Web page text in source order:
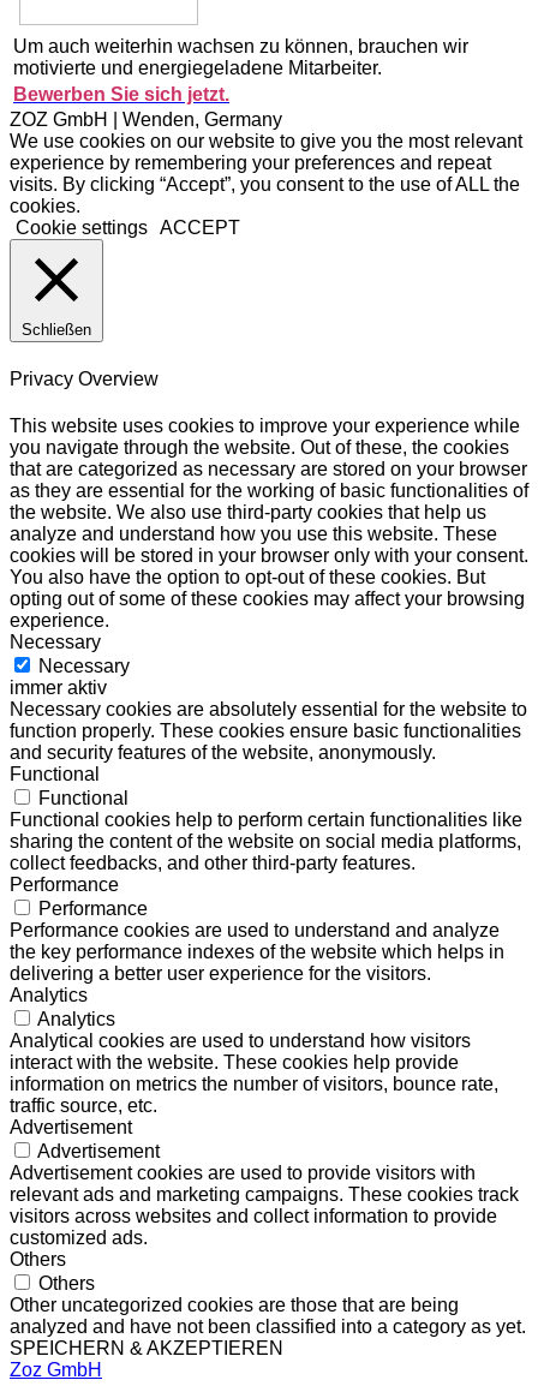
Um auch weiterhin wachsen zu können, brauchen wir
motivierte und energiegeladene Mitarbeiter.
Bewerben Sie sich jetzt.
ZOZ GmbH | Wenden, Germany
We use cookies on our website to give you the most relevant
experience by remembering your preferences and repeat
visits. By clicking “Accept”, you consent to the use of ALL the
cookies.
Cookie settings ACCEPT
Schließen
Privacy Overview
This website uses cookies to improve your experience while
you navigate through the website. Out of these, the cookies
that are categorized as necessary are stored on your browser
as they are essential for the working of basic functionalities of
the website. We also use third-party cookies that help us
analyze and understand how you use this website. These
cookies will be stored in your browser only with your consent.
You also have the option to opt-out of these cookies. But
opting out of some of these cookies may affect your browsing
experience.
Necessary
Necessary
immer aktiv
Necessary cookies are absolutely essential for the website to
function properly. These cookies ensure basic functionalities
and security features of the website, anonymously.
Functional
Functional
Functional cookies help to perform certain functionalities like
sharing the content of the website on social media platforms,
collect feedbacks, and other third-party features.
Performance
Performance
Performance cookies are used to understand and analyze
the key performance indexes of the website which helps in
delivering a better user experience for the visitors.
Analytics
Analytics
Analytical cookies are used to understand how visitors
interact with the website. These cookies help provide
information on metrics the number of visitors, bounce rate,
traffic source, etc.
Advertisement
Advertisement
Advertisement cookies are used to provide visitors with
relevant ads and marketing campaigns. These cookies track
visitors across websites and collect information to provide
customized ads.
Others
Others
Other uncategorized cookies are those that are being
analyzed and have not been classified into a category as yet.
SPEICHERN & AKZEPTIEREN
Zoz GmbH